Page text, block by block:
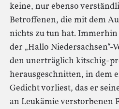
keine, nur ebenso
Betroffenen, die mit dem
nichts zu tun hat. Immerhin
der „Hallo Niedersachsen“-
den unerträglich kitschig-
herausgeschnitten, in dem
Gedicht vorliest, das er
an Leukämie verstorbenen